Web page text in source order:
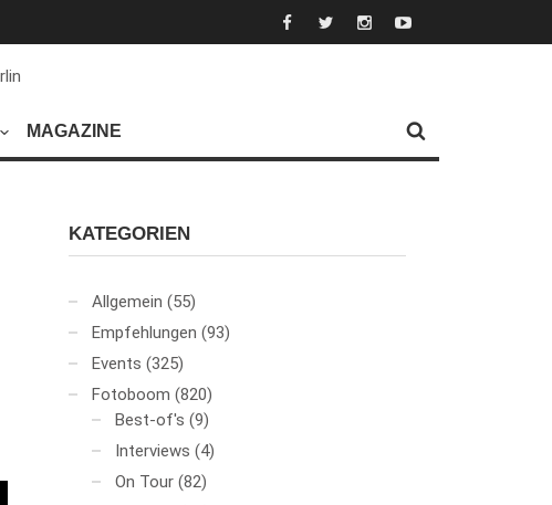
MAGAZINE
KATEGORIEN
Allgemein (55)
Empfehlungen (93)
Events (325)
Fotoboom (820)
Best-of's (9)
Interviews (4)
On Tour (82)